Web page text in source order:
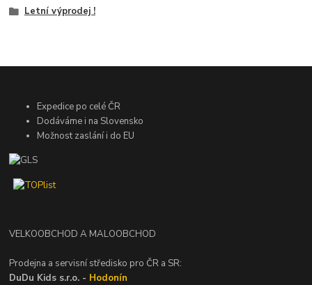
Letní výprodej !
Expedice po celé ČR
Dodáváme i na Slovensko
Možnost zaslání i do EU
VELKOOBCHOD A MALOOBCHOD
Prodejna a servisní středisko pro ČR a SR:
DuDu Kids s.r.o. - Hodonín